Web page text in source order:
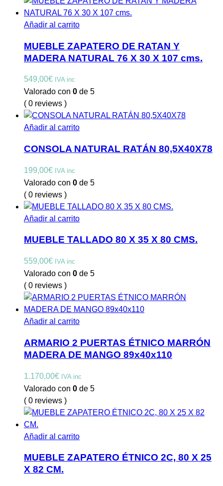
Añadir al carrito
MUEBLE ZAPATERO DE RATAN Y
MADERA NATURAL 76 X 30 X 107 cms.
549,00€ IVA inc
Valorado con 0 de 5
( 0 reviews )
Añadir al carrito
CONSOLA NATURAL RATÁN 80,5X40X78
199,00€ IVA inc
Valorado con 0 de 5
( 0 reviews )
Añadir al carrito
MUEBLE TALLADO 80 X 35 X 80 CMS.
559,00€ IVA inc
Valorado con 0 de 5
( 0 reviews )
Añadir al carrito
ARMARIO 2 PUERTAS ÉTNICO MARRÓN
MADERA DE MANGO 89x40x110
1.170,00€ IVA inc
Valorado con 0 de 5
( 0 reviews )
Añadir al carrito
MUEBLE ZAPATERO ÉTNICO 2C, 80 X 25
X 82 CM.